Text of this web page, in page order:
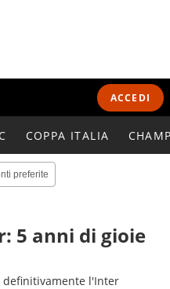
ACCEDI
COPPA ITALIA
preferite
5 anni di gioie
definitivamente l'Inter